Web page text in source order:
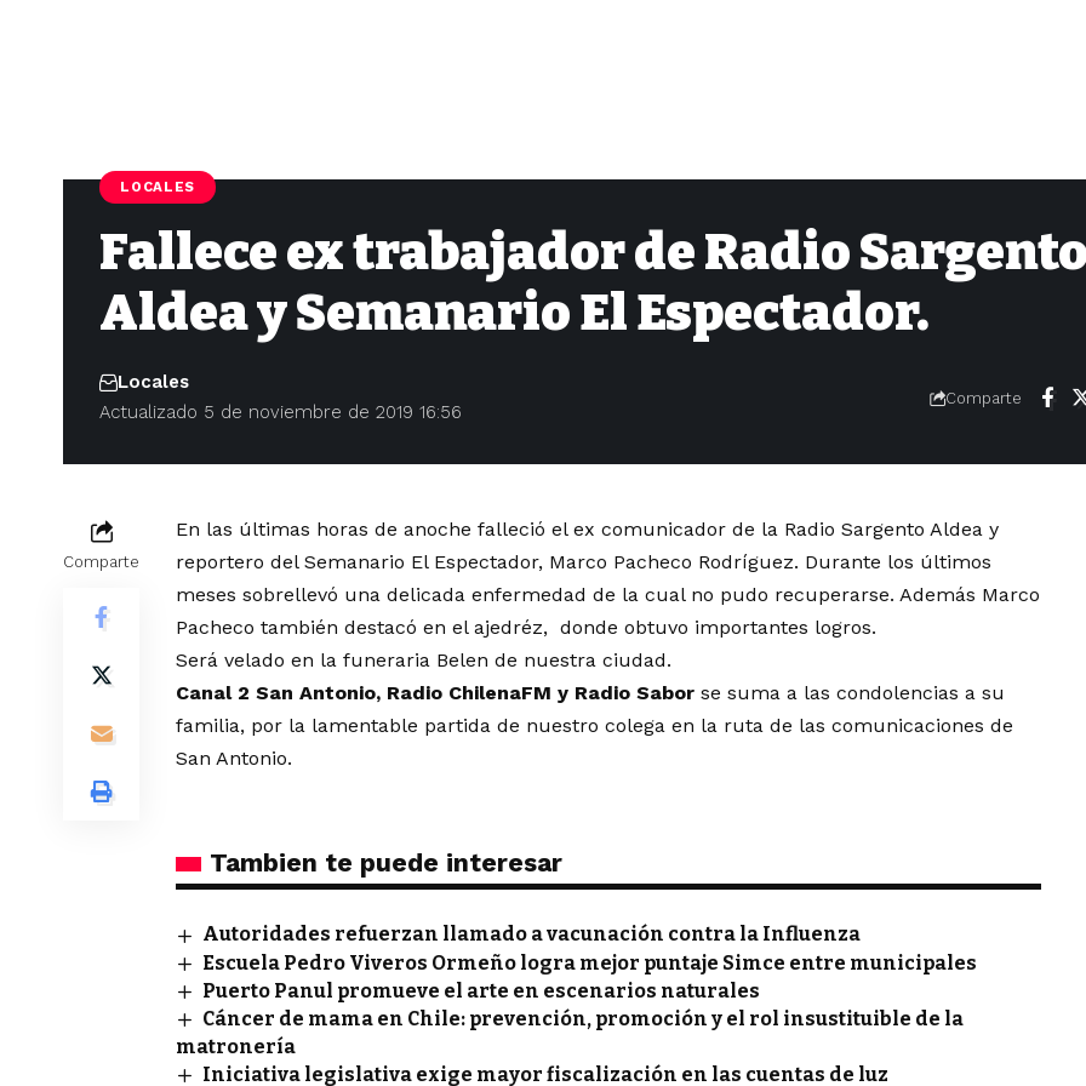
LOCALES
Fallece ex trabajador de Radio
Aldea y Semanario El Espectador.
Actualizado 5 de noviembre de 2019 16:56
Locales
Comparte
Comparte
En las últimas horas de anoche falleció el ex comunicador de la Radio Sargento Aldea y
reportero del Semanario El Espectador, Marco Pacheco Rodríguez. Durante los últimos
meses sobrellevó una delicada enfermedad de la cual no pudo recuperarse. Además Marco
Pacheco también destacó en el ajedréz, donde obtuvo importantes logros.
Será velado en la funeraria Belen de nuestra ciudad.
Canal 2 San Antonio, Radio ChilenaFM y Radio Sabor se suma a las condolencias a su
familia, por la lamentable partida de nuestro colega en la ruta de las comunicaciones de
San Antonio.
Tambien te puede interesar
Autoridades refuerzan llamado a vacunación contra la Influenza
Escuela Pedro Viveros Ormeño logra mejor puntaje Simce entre municipales
Puerto Panul promueve el arte en escenarios naturales
Cáncer de mama en Chile: prevención, promoción y el rol insustituible de la
matronería
Iniciativa legislativa exige mayor fiscalización en las cuentas de luz